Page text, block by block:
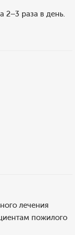
2–3 раза в день.
лечения
пожилого